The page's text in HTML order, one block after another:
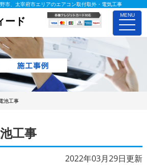
MENU
toggle
市、太宰府市エリアのエアコン取付取外・電気工事
ード
池工事
工事
2022年03月29日更新